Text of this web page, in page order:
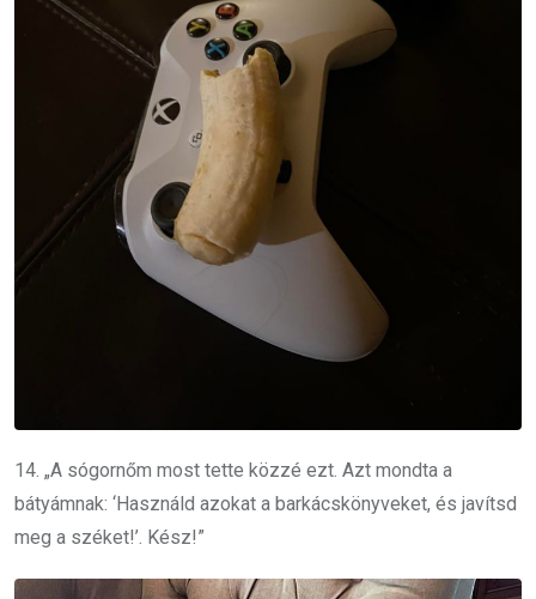
14. „A sógornőm most tette közzé ezt. Azt mondta a
bátyámnak: ‘Használd azokat a barkácskönyveket, és javítsd
meg a széket!’. Kész!”